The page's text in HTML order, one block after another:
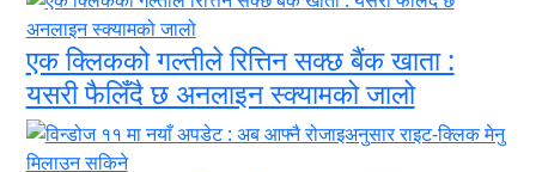
एक क्लिकको गल्तीले रित्तिन सक्छ बैंक खाता :
यसरी फैलिँदै छ अनलाइन स्क्यामको जालो